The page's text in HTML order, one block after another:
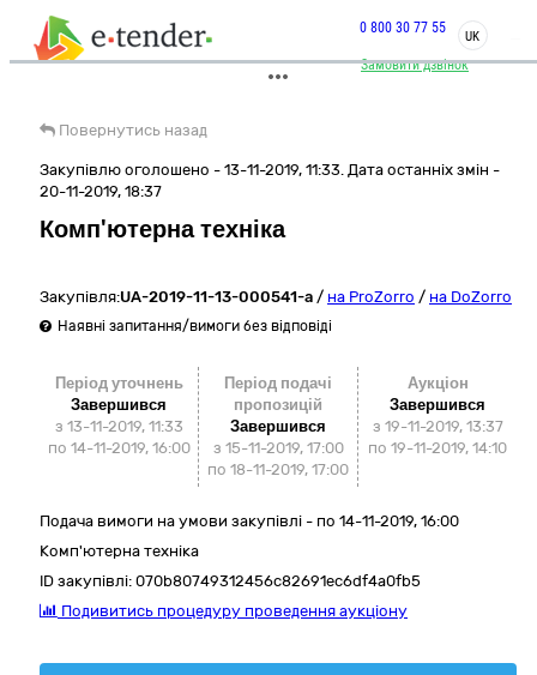
Замовити дзвінок
0 800 30 77 55
UK
Повернутись назад
Закупівлю оголошено - 13-11-2019, 11:33. Дата останніх змін -
20-11-2019, 18:37
Комп'ютерна техніка
Закупівля:UA-2019-11-13-000541-a / на ProZorro / на DoZorro
Наявні запитання/вимоги без відповіді
Період уточнень
Завершився
з 13-11-2019, 11:33
по 14-11-2019, 16:00
Період подачі
пропозицій
Завершився
з 15-11-2019, 17:00
по 18-11-2019, 17:00
Аукціон
Завершився
з 19-11-2019, 13:37
по 19-11-2019, 14:10
Подача вимоги на умови закупівлі - по 14-11-2019, 16:00
Комп'ютерна техніка
ID закупівлі: 070b80749312456c82691ec6df4a0fb5
Подивитись процедуру проведення аукціону